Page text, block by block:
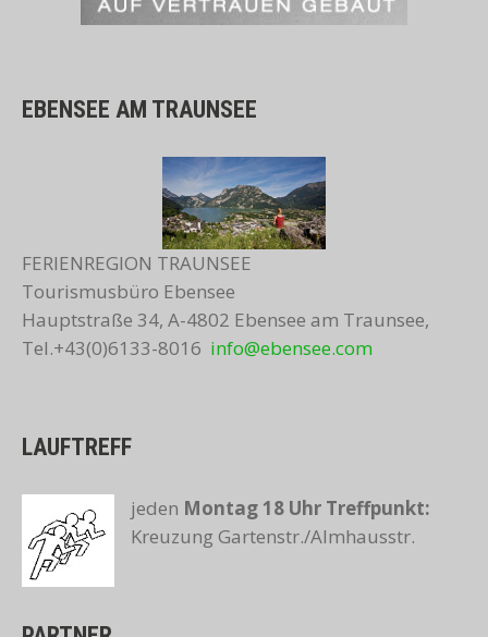
EBENSEE AM TRAUNSEE
FERIENREGION TRAUNSEE
Tourismusbüro Ebensee
Hauptstraße 34, A-4802 Ebensee am Traunsee,
Tel.+43(0)6133-8016 info@ebensee.com
LAUFTREFF
jeden Montag 18 Uhr Treffpunkt:
Kreuzung Gartenstr./Almhausstr.